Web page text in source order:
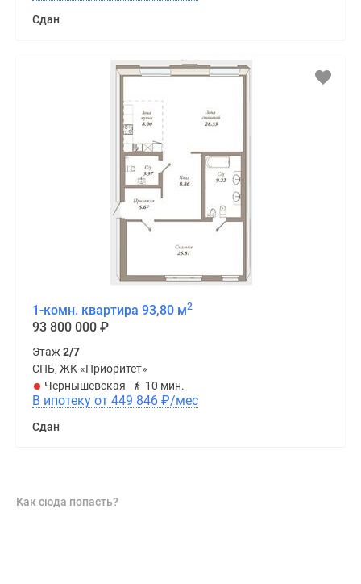
Сдан
1-комн. квартира 93,80 м2
93 800 000 ₽
Этаж 2/7
СПБ, ЖК «Приоритет»
Чернышевская
10 мин.
В ипотеку от 449 846 ₽/мес
Сдан
Как сюда попасть?